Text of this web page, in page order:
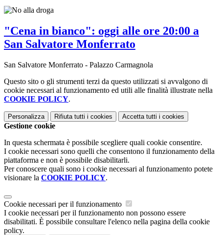
"Cena in bianco": oggi alle ore 20:00 a
San Salvatore Monferrato
San Salvatore Monferrato - Palazzo Carmagnola
Questo sito o gli strumenti terzi da questo utilizzati si avvalgono di
cookie necessari al funzionamento ed utili alle finalità illustrate nella
COOKIE POLICY.
Personalizza Rifiuta tutti i cookies Accetta tutti i cookies
Gestione cookie
In questa schermata è possibile scegliere quali cookie consentire.
I cookie necessari sono quelli che consentono il funzionamento della
piattaforma e non è possibile disabilitarli.
Per conoscere quali sono i cookie necessari al funzionamento potete
visionare la COOKIE POLICY.
Cookie necessari per il funzionamento
I cookie necessari per il funzionamento non possono essere
disabilitati. È possibile consultare l'elenco nella pagina della cookie
policy.